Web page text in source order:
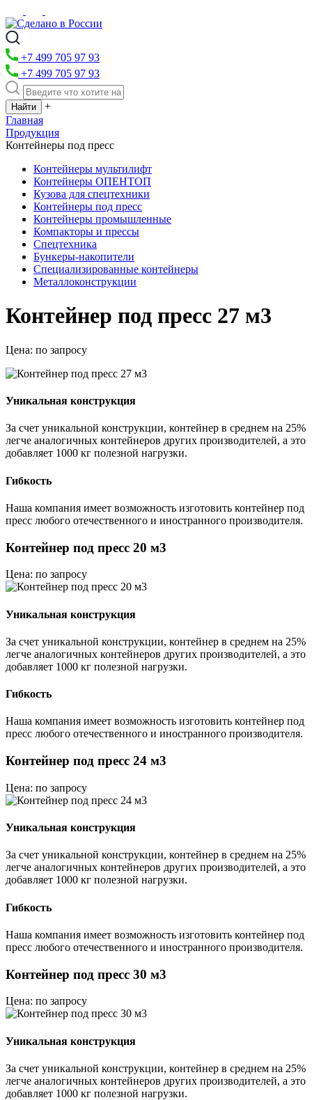
+7 499 705 97 93
+7 499 705 97 93
+
Главная
Продукция
Контейнеры под пресс
Контейнеры мультилифт
Контейнеры ОПЕНТОП
Кузова для спецтехники
Контейнеры под пресс
Контейнеры промышленные
Компакторы и прессы
Спецтехника
Бункеры-накопители
Специализированные контейнеры
Металлоконструкции
Контейнер под пресс 27 м3
Цена: по запросу
Уникальная конструкция
За счет уникальной конструкции, контейнер в среднем на 25%
легче аналогичных контейнеров других производителей, а это
добавляет 1000 кг полезной нагрузки.
Гибкость
Наша компания имеет возможность изготовить контейнер под
пресс любого отечественного и иностранного производителя.
Контейнер под пресс 20 м3
Цена: по запросу
Уникальная конструкция
За счет уникальной конструкции, контейнер в среднем на 25%
легче аналогичных контейнеров других производителей, а это
добавляет 1000 кг полезной нагрузки.
Гибкость
Наша компания имеет возможность изготовить контейнер под
пресс любого отечественного и иностранного производителя.
Контейнер под пресс 24 м3
Цена: по запросу
Уникальная конструкция
За счет уникальной конструкции, контейнер в среднем на 25%
легче аналогичных контейнеров других производителей, а это
добавляет 1000 кг полезной нагрузки.
Гибкость
Наша компания имеет возможность изготовить контейнер под
пресс любого отечественного и иностранного производителя.
Контейнер под пресс 30 м3
Цена: по запросу
Уникальная конструкция
За счет уникальной конструкции, контейнер в среднем на 25%
легче аналогичных контейнеров других производителей, а это
добавляет 1000 кг полезной нагрузки.